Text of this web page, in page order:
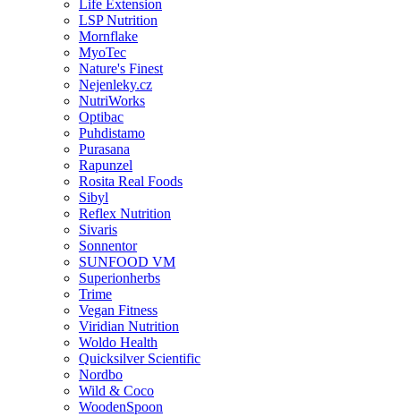
Life Extension
LSP Nutrition
Mornflake
MyoTec
Nature's Finest
Nejenleky.cz
NutriWorks
Optibac
Puhdistamo
Purasana
Rapunzel
Rosita Real Foods
Sibyl
Reflex Nutrition
Sivaris
Sonnentor
SUNFOOD VM
Superionherbs
Trime
Vegan Fitness
Viridian Nutrition
Woldo Health
Quicksilver Scientific
Nordbo
Wild & Coco
WoodenSpoon